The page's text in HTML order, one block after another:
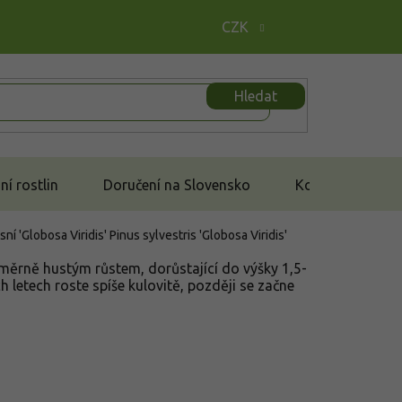
CZK
Hledat
rostlin Doručení na Slovensko Kontakt
'Globosa Viridis' Pinus sylvestris 'Globosa Viridis'
hustým růstem, dorůstající do výšky 1,5-
letech roste spíše kulovitě, později se začne